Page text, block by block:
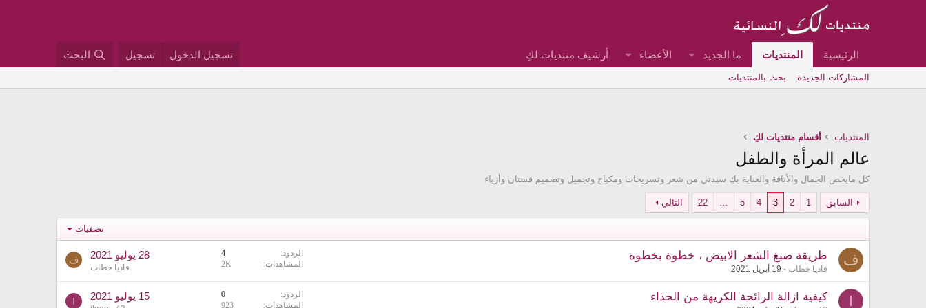
الرئيسية المنتديات ما الجديد الأعضاء أرشيف منتديات لكِ تسجيل الدخول تسجيل البحث
المشاركات الجديدة بحث بالمنتديات
المنتديات أقسام منتديات لكِ
عالم المرأة والطفل
كل مايخص الجمال والأناقة والعناية بكِ سيدتي من شعر وتسريحات ومكياج وتجميل وتصميم فستان وأزياء
السابق 1
2
3
4
5
…
22 التالي
تصفيات
ف طريقة صبغ الشعر الابيض ، خطوة بخطوة
فاديا خطاب 19 أبريل 2021
الردود
4
المشاهدات
2K
28 يوليو 2021
فاديا خطاب
ف
I كيفية ازالة الرائحة الكريهة من الحذاء الردود
0
المشاهدات
923
15 يوليو 2021 I